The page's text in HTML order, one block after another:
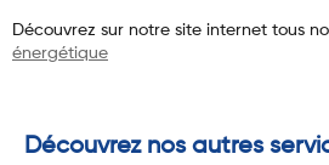
Découvrez sur notre site internet tous
énergétique
Découvrez nos autres